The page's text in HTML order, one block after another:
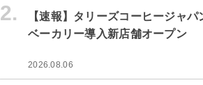
2.
【速報】タリーズコーヒージャパ
ベーカリー導入新店舗オープン
2026.08.06